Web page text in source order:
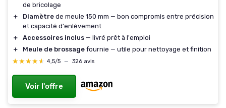
de bricolage
＋
Diamètre de meule 150 mm — bon compromis entre précision
et capacité d'enlèvement
＋
Accessoires inclus — livré prêt à l'emploi
＋
Meule de brossage fournie — utile pour nettoyage et finition
★★★★★
★★★★★ 4,5/5 — 326 avis
Voir l'offre